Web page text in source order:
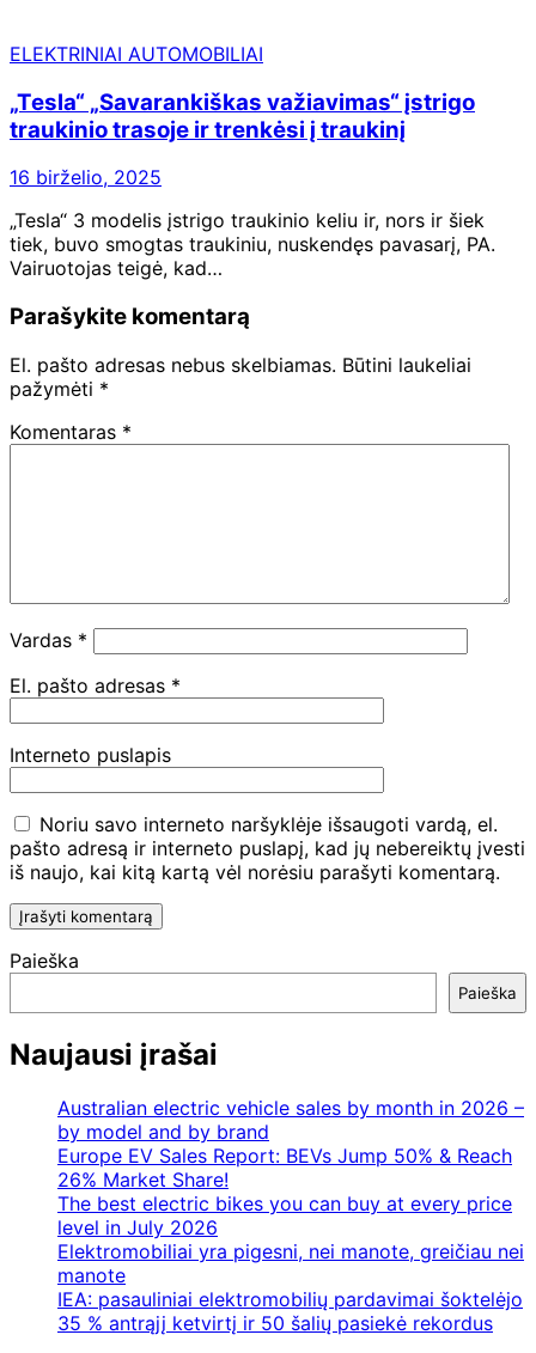
ELEKTRINIAI AUTOMOBILIAI
„Tesla“ „Savarankiškas važiavimas“ įstrigo
traukinio trasoje ir trenkėsi į traukinį
16 birželio, 2025
„Tesla“ 3 modelis įstrigo traukinio keliu ir, nors ir šiek
tiek, buvo smogtas traukiniu, nuskendęs pavasarį, PA.
Vairuotojas teigė, kad…
Parašykite komentarą
El. pašto adresas nebus skelbiamas. Būtini laukeliai
pažymėti *
Komentaras *
Vardas *
El. pašto adresas *
Interneto puslapis
Noriu savo interneto naršyklėje išsaugoti vardą, el.
pašto adresą ir interneto puslapį, kad jų nebereiktų įvesti
iš naujo, kai kitą kartą vėl norėsiu parašyti komentarą.
Paieška
Paieška
Naujausi įrašai
Australian electric vehicle sales by month in 2026 –
by model and by brand
Europe EV Sales Report: BEVs Jump 50% & Reach
26% Market Share!
The best electric bikes you can buy at every price
level in July 2026
Elektromobiliai yra pigesni, nei manote, greičiau nei
manote
IEA: pasauliniai elektromobilių pardavimai šoktelėjo
35 % antrąjį ketvirtį ir 50 šalių pasiekė rekordus